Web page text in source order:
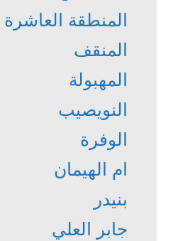
المنطقة العاشرة
المنقف
المهبولة
النويصيب
الوفرة
ام الهيمان
بنيدر
جابر العلي